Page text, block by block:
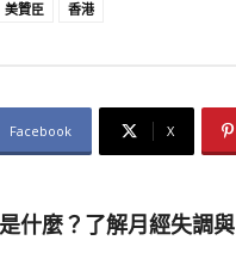
美贊臣 香港
Facebook X
什麼？了解月經失調與